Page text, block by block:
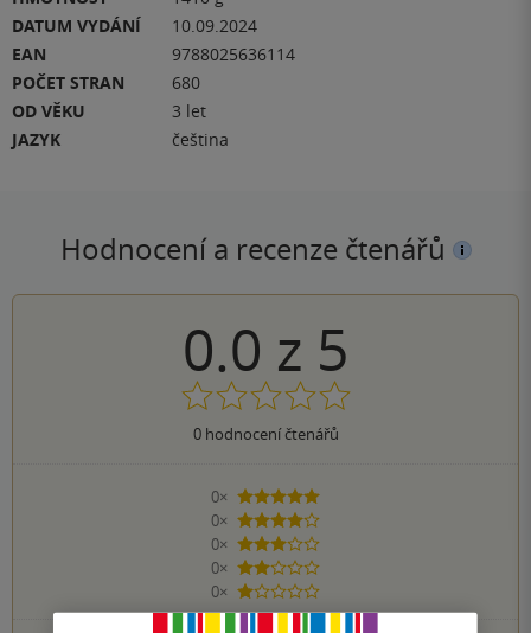
DATUM VYDÁNÍ
10.09.2024
EAN
9788025636114
POČET STRAN
680
OD VĚKU
3 let
JAZYK
čeština
Hodnocení a recenze čtenářů
0.0 z 5
0hodnocení čtenářů
0×
5 hvězdiček
0×
4 hvězdičky
0×
3 hvězdičky
0×
2 hvězdičky
0×
1 hvezdička